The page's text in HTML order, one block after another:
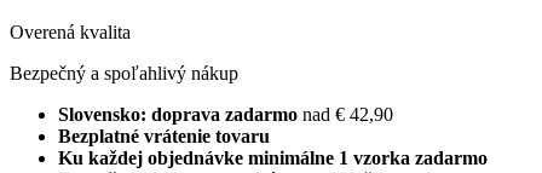
Overená kvalita
Bezpečný a spoľahlivý nákup
Slovensko: doprava zadarmo nad € 42,90
Bezplatné vrátenie tovaru
Ku každej objednávke minimálne 1 vzorka zadarmo